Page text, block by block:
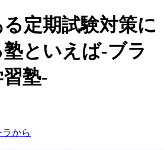
定期試験対策に
といえば-ブラ
塾-